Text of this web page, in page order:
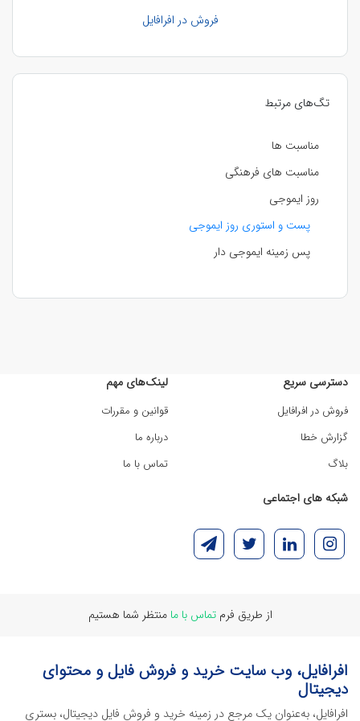
تگ‌های مرتبط
مناسبت ها
مناسبت های فرهنگی
روز ایموجی
پست و استوری روز ایموجی
پس زمینه ایموجی دار
فروش در افرافایل
دسترسی سریع
فروش در افرافایل
گزارش خطا
بلاگ
لینک‌های مهم
قوانین و مقررات
درباره ما
تماس با ما
شبکه های اجتماعی
از طریق فرمتماس با ما منتظر شما هستیم
افرافایل، وب سایت خرید و فروش فایل و محتوای
دیجیتال
افرافایل، به‌عنوان یک مرجع در زمینه خرید و فروش فایل دیجیتال، بستری